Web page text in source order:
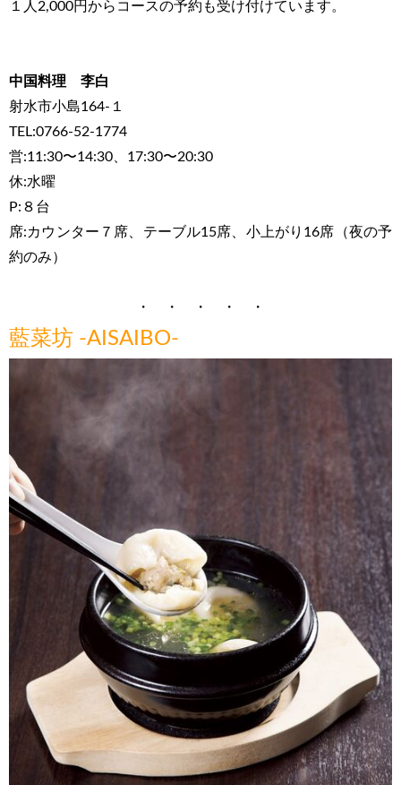
１人2,000円からコースの予約も受け付けています。
中国料理 李白
射水市小島164-１
TEL:0766-52-1774
営:11:30〜14:30、17:30〜20:30
休:水曜
P:８台
席:カウンター７席、テーブル15席、小上がり16席（夜の予
約のみ）
・ ・ ・ ・ ・
藍菜坊 -AISAIBO-